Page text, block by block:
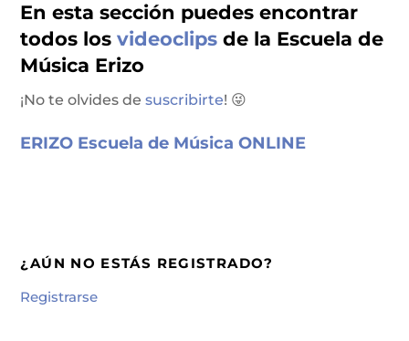
En esta sección puedes encontrar
todos losvideoclips de la Escuela de
Música Erizo
¡No te olvides desuscribirte! 😜
ERIZO Escuela de Música ONLINE
¿AÚN NO ESTÁS REGISTRADO?
Registrarse